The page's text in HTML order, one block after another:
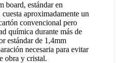
board, estándar en
aproximadamente un
convencional pero
química durante más de
estándar de 1,4mm
necesaria para evitar
obra y cristal.